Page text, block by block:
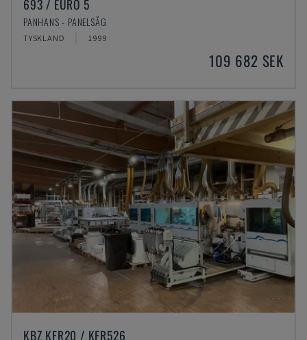
693 / EURO 5
PANHANS - PANELSÅG
TYSKLAND 1999
109 682 SEK
KBZ KFR20 / KFR526